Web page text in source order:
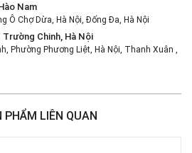
Nam
Ô Chợ Dừa, Hà Nội, Đống Đa, Hà Nội
Chinh, Hà Nội
Phường Phương Liệt, Hà Nội, Thanh Xuân ,
Phường Nhiêu Lộc, TPHCM, Quận 3, Hồ Chí
Điện Biên Phủ
PHẨM LIÊN QUAN